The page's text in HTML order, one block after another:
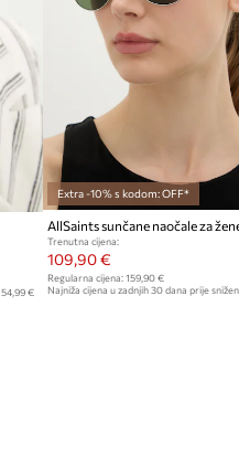
54,99 €
Extra -10% s kodom: OFF*
AllSaints sunčane naočale za
Trenutna cijena:
109,90 €
Regularna cijena:159,90 €
Najniža cijena u zadnjih 30 dana prije